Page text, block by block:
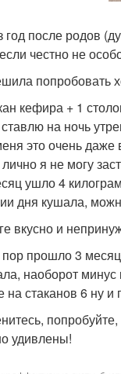
год после родов
честно не
попробовать
кефира + 1
на ночь
это очень даже
я не могу
ушло 4
дня кушала,
вкусно и
прошло 3
наоборот минус
на стаканов 6 ну
удивлены!